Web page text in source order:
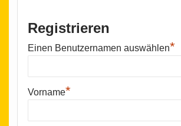
Registrieren
Einen Benutzernamen auswählen*
Vorname*